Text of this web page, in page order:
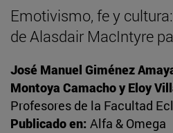
Emotivismo, fe y
de Alasdair MacIntyre
José Manuel Giménez
Montoya Camacho y Eloy
Profesores de la Facultad
Publicado en: Alfa & Omega